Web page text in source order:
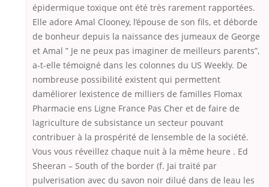
épidermique toxique ont été très rarement rapportées.
Elle adore Amal Clooney, l’épouse de son fils, et déborde
de bonheur depuis la naissance des jumeaux de George
et Amal ” Je ne peux pas imagi­ner de meilleurs parents”,
a-t-elle témoigné dans les colonnes du US Weekly. De
nombreuse possibilité existent qui permettent
daméliorer lexistence de milliers de familles Flomax
Pharmacie ens Ligne France Pas Cher et de faire de
lagriculture de subsistance un secteur pouvant
contribuer à la prospérité de lensemble de la société.
Vous vous réveillez chaque nuit à la même heure . Ed
Sheeran – South of the border (f. Jai traité par
pulverisation avec du savon noir dilué dans de leau les